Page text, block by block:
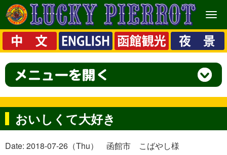
メ
ニ
ュ
ー
おいしくて大好き
Date: 2018-07-26（Thu） 函館市 こばやし様